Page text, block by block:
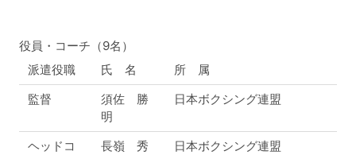
役員・コーチ（9名）
派遣役職
氏 名
所 属
監督
須佐 勝
明
日本ボクシング連盟
ヘッドコ
長嶺 秀
日本ボクシング連盟